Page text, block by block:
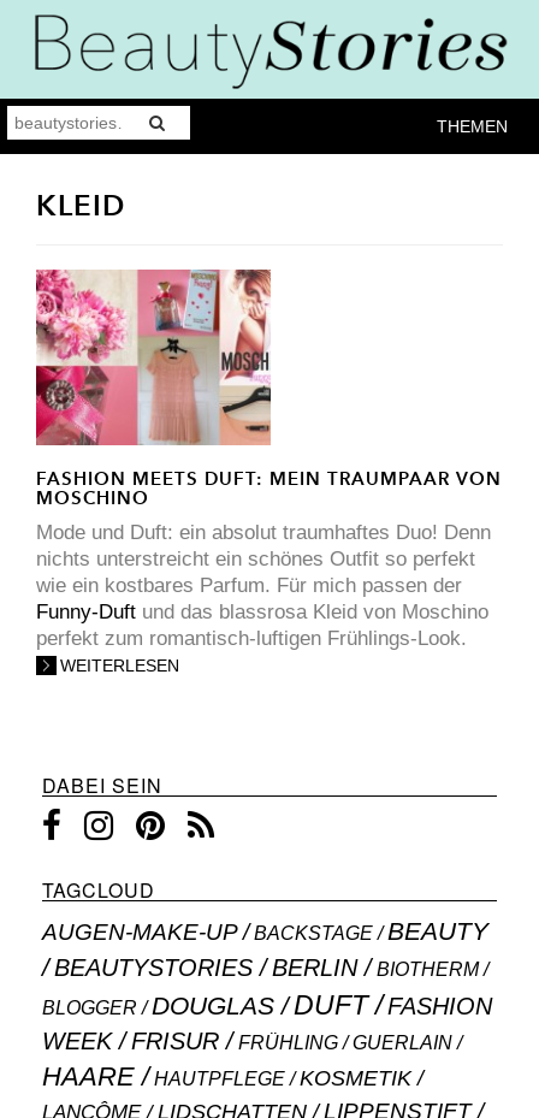
THEMEN
KLEID
FASHION MEETS DUFT: MEIN TRAUMPAAR VON
MOSCHINO
Mode und Duft: ein absolut traumhaftes Duo! Denn
nichts unterstreicht ein schönes Outfit so perfekt
wie ein kostbares Parfum. Für mich passen der
Funny-Duft und das blassrosa Kleid von Moschino
perfekt zum romantisch-luftigen Frühlings-Look.
WEITERLESEN
DABEI SEIN
TAGCLOUD
AUGEN-MAKE-UP BACKSTAGE BEAUTY
BEAUTYSTORIES BERLIN
BIOTHERM
BLOGGER
DOUGLAS DUFT
FASHION
WEEK
FRISUR FRÜHLING GUERLAIN
HAARE HAUTPFLEGE
KOSMETIK
LANCÔME
LIDSCHATTEN LIPPENSTIFT